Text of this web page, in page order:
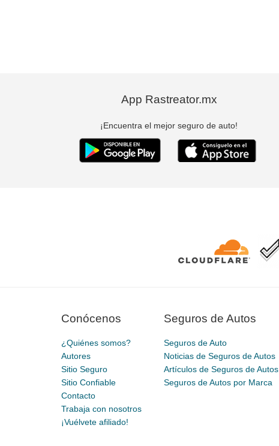
App Rastreator.mx
¡Encuentra el mejor seguro de auto!
Conócenos
¿Quiénes somos?
Autores
Sitio Seguro
Sitio Confiable
Contacto
Trabaja con nosotros
¡Vuélvete afiliado!
Seguros de Autos
Seguros de Auto
Noticias de Seguros de Autos
Artículos de Seguros de Autos
Seguros de Autos por Marca